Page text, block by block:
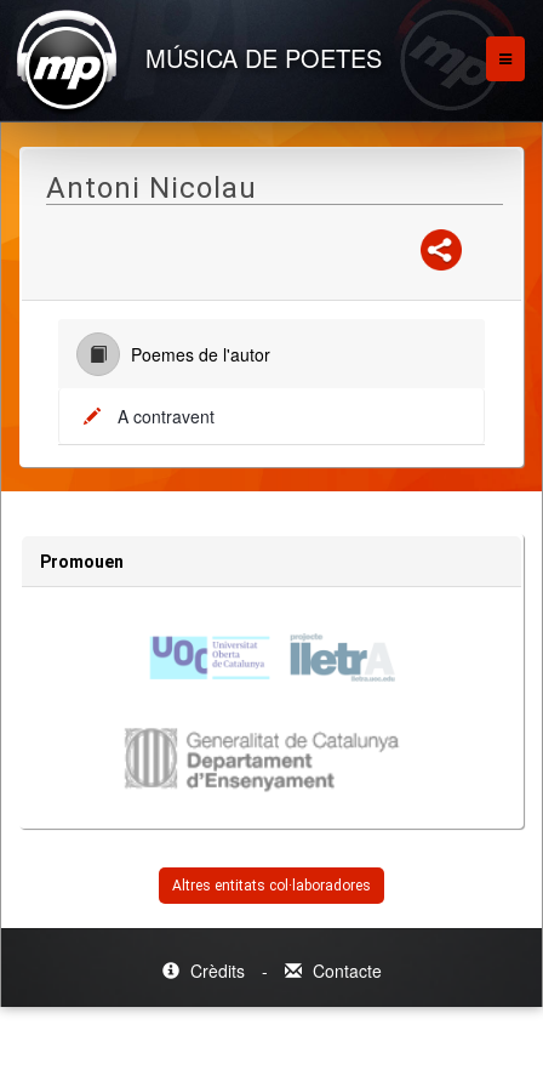
MÚSICA DE POETES
Antoni Nicolau
Poemes de l'autor
A contravent
Promouen
Altres entitats col·laboradores
Crèdits - Contacte